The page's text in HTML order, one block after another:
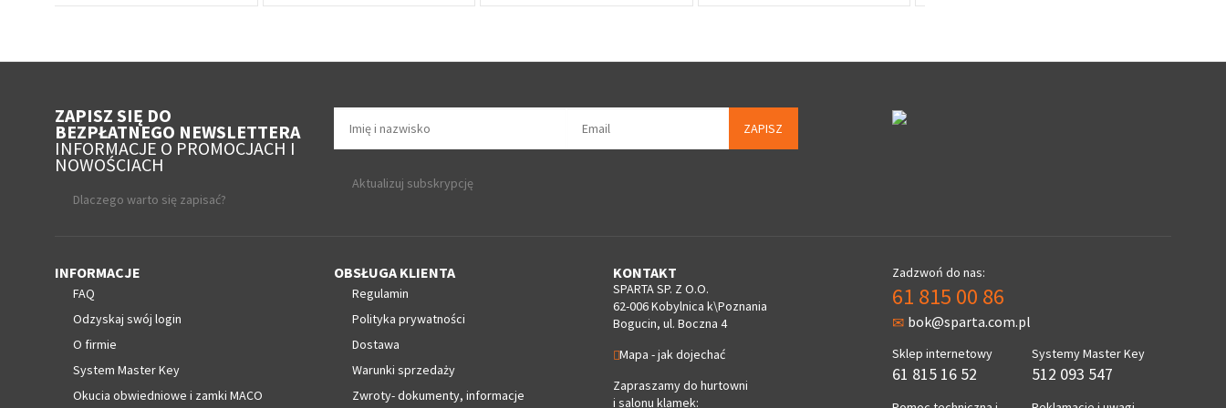
ZAPISZ SIĘ DO
BEZPŁATNEGO NEWSLETTERA
INFORMACJE O PROMOCJACH I
NOWOŚCIACH
Dlaczego warto się zapisać?
ZAPISZ
Aktualizuj subskrypcję
INFORMACJE
FAQ
Odzyskaj swój login
O firmie
System Master Key
Okucia obwiedniowe i zamki MACO
OBSŁUGA KLIENTA
Regulamin
Polityka prywatności
Dostawa
Warunki sprzedaży
Zwroty- dokumenty, informacje
KONTAKT
SPARTA SP. Z O.O.
62-006 Kobylnica k\Poznania
Bogucin, ul. Boczna 4
Mapa - jak dojechać
Zapraszamy do hurtowni
i salonu klamek:
Zadzwoń do nas:
61 815 00 86
bok@sparta.com.pl
Sklep internetowy
61 815 16 52
Systemy Master Key
512 093 547